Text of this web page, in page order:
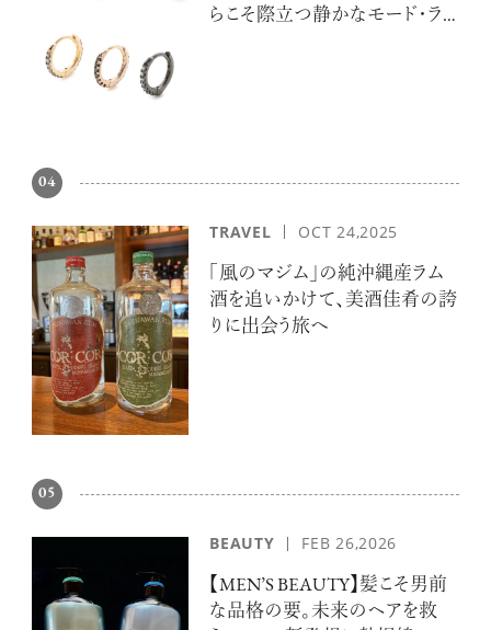
らこそ際立つ静かなモード・ラ
04
TRAVEL OCT 24,2025
「風のマジム」の純沖縄産ラム
酒を追いかけて、美酒佳肴の誇
りに出会う旅へ
05
BEAUTY FEB 26,2026
【MEN’S BEAUTY】髪こそ男前
な品格の要。未来のヘアを救